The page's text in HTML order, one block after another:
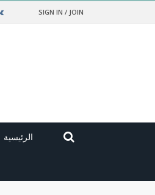
SIGN IN / JOIN
الرئيسية